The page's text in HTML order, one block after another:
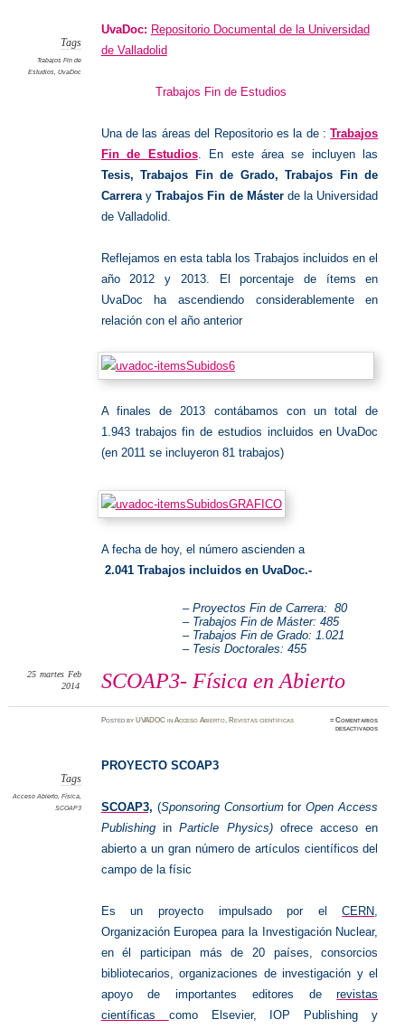
Tags
Trabajos Fin de
Estudios, UvaDoc
UvaDoc: Repositorio Documental de la Universidad
de Valladolid
Trabajos Fin de Estudios
Una de las áreas del Repositorio es la de :Trabajos
Fin de Estudios. En este área se incluyen las
Tesis, Trabajos Fin de Grado, Trabajos Fin de
Carrera yTrabajos Fin de Másterde la Universidad
de Valladolid.
Reflejamos en esta tabla los Trabajos incluidos en el
año 2012 y 2013. El porcentaje de ítems en
UvaDoc ha ascendiendo considerablemente en
relación con el año anterior
A finales de 2013 contábamos con un total de
1.943 trabajos fin de estudios incluidos en UvaDoc
(en 2011 se incluyeron 81 trabajos)
A fecha de hoy, el número ascienden a
2.041 Trabajos incluidos en UvaDoc.-
– Proyectos Fin de Carrera: 80
– Trabajos Fin de Máster: 485
– Trabajos Fin de Grado: 1.021
– Tesis Doctorales: 455
SCOAP3- Física en Abierto
25 martes Feb
2014
PostedbyUVADOC inAcceso Abierto, Revistas científicas ≈Comentarios
desactivadosen
Tags
Acceso Abierto, Física,
SCOAP3
PROYECTO SCOAP3
SCOAP3, (Sponsoring ConsortiumforOpen Access
PublishinginParticle Physics)ofrece acceso en
abierto a un gran número de artículos científicos del
campo de la físic
Es un proyecto impulsado por elCERN
Organización Europea para la Investigación Nuclear,
en él participan más de 20 países, consorcios
bibliotecarios, organizaciones de investigación y el
apoyo de importantes editores derevistas
científicas como Elsevier, IOP Publishing y